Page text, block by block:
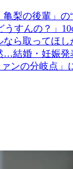
梨の後輩」
すんの？」
ら取ってほ
婚・妊娠発
ンの分岐点